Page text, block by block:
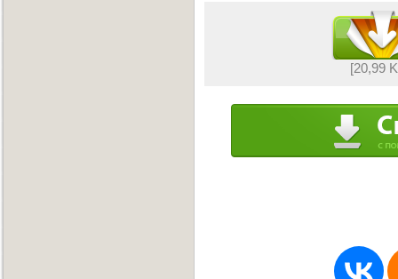
[20,99